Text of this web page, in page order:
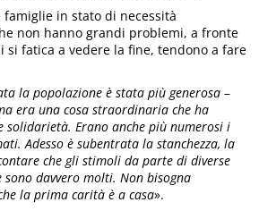
famiglie in stato di necessità
non hanno grandi problemi, a fronte
si fatica a vedere la fine, tendono a fare
la popolazione è stata più generosa –
era una cosa straordinaria che ha
solidarietà. Erano anche più numerosi i
Adesso è subentrata la stanchezza, la
che gli stimoli da parte di diverse
davvero molti. Non bisogna
la prima carità è a casa».